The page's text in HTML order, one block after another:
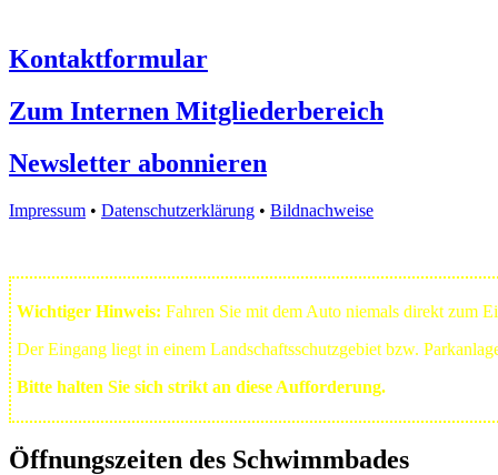
Kontaktformular
Zum Internen Mitgliederbereich
Newsletter abonnieren
Impressum • Datenschutzerklärung • Bildnachweise
Wichtiger Hinweis: Fahren Sie mit dem Auto niemals direkt zum
Der Eingang liegt in einem Landschafts­schutzgebiet bzw.
Bitte halten Sie sich strikt an diese Aufforderung.
Öffnungszeiten des Schwimmbades